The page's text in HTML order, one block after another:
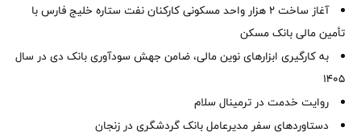
آغاز ساخت ۲ هزار واحد مسکونی کارکنان نفت ستاره خلیج فارس با
تأمین مالی بانک مسکن
به کارگیری ابزارهای نوین مالی، ضامن جهش سودآوری بانک دی در سال
1405
روایت خدمت در ترمینال سلام
دستاوردهای سفر مدیرعامل بانک گردشگری در زنجان